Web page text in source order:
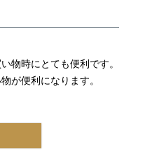
物時にとても便利です。
が便利になります。